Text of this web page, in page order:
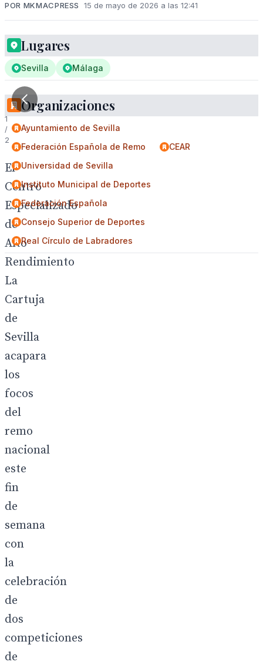
POR MKMACPRESS 15 de mayo de 2026 a las 12:41
1
/
2
El
Centro
Especializado
de
Alto
Rendimiento
La
Cartuja
de
Sevilla
acapara
los
focos
del
remo
nacional
este
fin
de
semana
con
la
celebración
de
dos
competiciones
de
Lugares
Sevilla Málaga
Organizaciones
Ayuntamiento de Sevilla
Federación Española de Remo
CEAR
Universidad de Sevilla
Instituto Municipal de Deportes
Federación Española
Consejo Superior de Deportes
Real Círculo de Labradores